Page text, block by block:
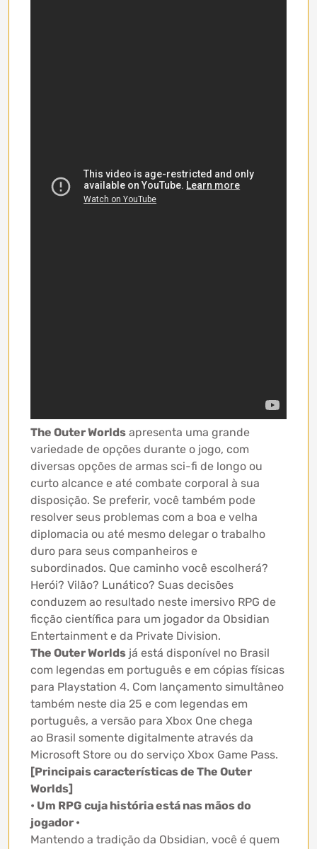
The Outer Worlds apresenta uma grande
variedade de opções durante o jogo, com
diversas opções de armas sci-fi de longo ou
curto alcance e até combate corporal à sua
disposição. Se preferir, você também pode
resolver seus problemas com a boa e velha
diplomacia ou até mesmo delegar o trabalho
duro para seus companheiros e
subordinados. Que caminho você escolherá?
Herói? Vilão? Lunático? Suas decisões
conduzem ao resultado neste imersivo RPG de
ficção científica para um jogador da Obsidian
Entertainment e da Private Division.
The Outer Worlds já está disponível no Brasil
com legendas em português e em cópias físicas
para Playstation 4. Com lançamento simultâneo
também neste dia 25 e com legendas em
português, a versão para Xbox One chega
ao Brasil somente digitalmente através da
Microsoft Store ou do serviço Xbox Game Pass.
[Principais características de The Outer
Worlds]
• Um RPG cuja história está nas mãos do
jogador •
Mantendo a tradição da Obsidian, você é quem